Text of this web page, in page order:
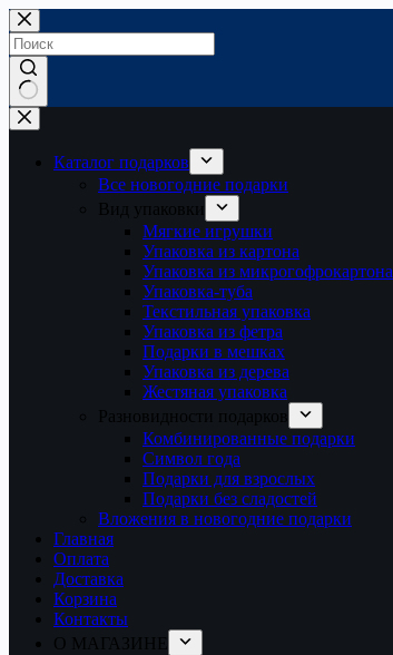
Перейти
к
сути
Ничего
не
найденоКаталог подарков
Все новогодние подарки
Вид упаковки
Мягкие игрушки
Упаковка из картона
Упаковка из микрогофрокартона
Упаковка-туба
Текстильная упаковка
Упаковка из фетра
Подарки в мешках
Упаковка из дерева
Жестяная упаковка
Разновидности подарков
Комбинированные подарки
Символ года
Подарки для взрослых
Подарки без сладостей
Вложения в новогодние подарки
Главная
Оплата
Доставка
Корзина
Контакты
О МАГАЗИНЕ